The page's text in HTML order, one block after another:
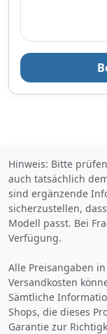
Hinweis: Bitte
auch tatsächlich
sind ergänzende
sicherzustellen,
Modell passt. Bei
Verfügung.
Alle Preisangaben
Versandkosten
Sämtliche
Shops, die dieses
Garantie zur